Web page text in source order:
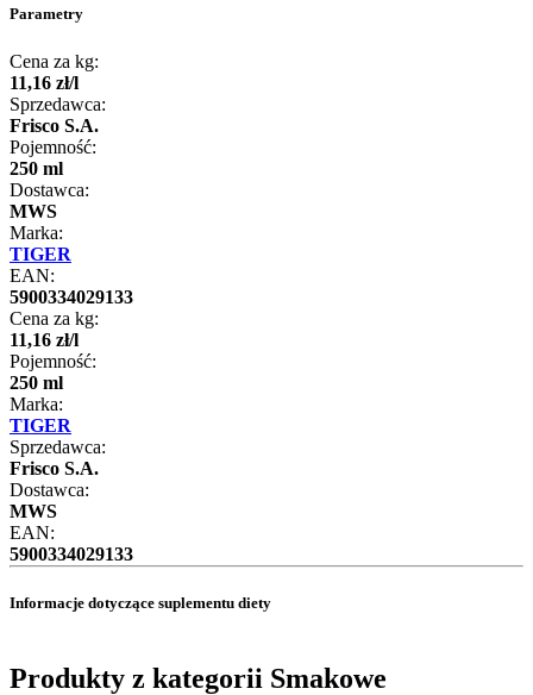
Parametry
Cena za kg:
11,16 zł/l
Sprzedawca:
Frisco S.A.
Pojemność:
250 ml
Dostawca:
MWS
Marka:
TIGER
EAN:
5900334029133
Cena za kg:
11,16 zł/l
Pojemność:
250 ml
Marka:
TIGER
Sprzedawca:
Frisco S.A.
Dostawca:
MWS
EAN:
5900334029133
Informacje dotyczące suplementu diety
Produkty z kategorii Smakowe